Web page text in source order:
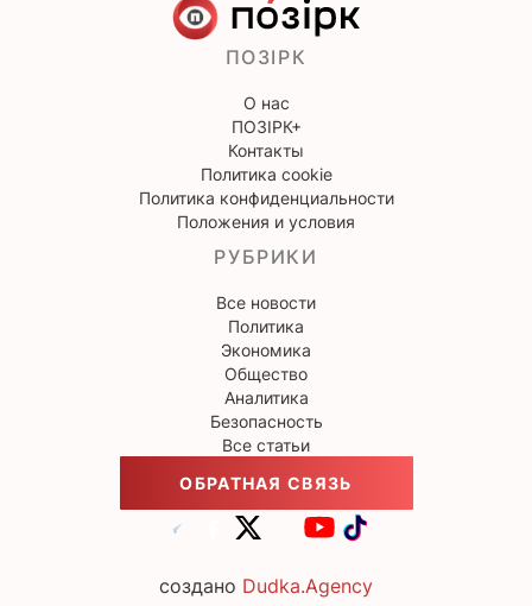
ПОЗІРК
О нас
ПОЗІРК+
Контакты
Политика cookie
Политика конфиденциальности
Положения и условия
РУБРИКИ
Все новости
Политика
Экономика
Общество
Аналитика
Безопасность
Все статьи
ОБРАТНАЯ СВЯЗЬ
создано Dudka.Agency